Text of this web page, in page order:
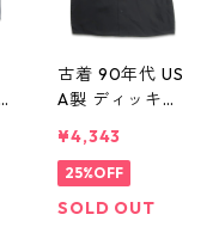
古着 90年代 US
A製 ディッキー
クシャツ 半袖
シャツ ボック
ス ブラック 表
¥4,343
25%OFF
SOLD OUT